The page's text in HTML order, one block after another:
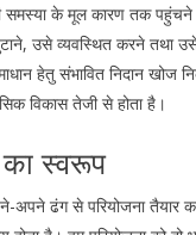
समस्या के मूल कारण तक पहुंचने
उसे व्यवस्थित करने तथा उसे
हेतु संभावित निदान खोज
विकास तेजी से होता है।
का स्वरूप
अपने ढंग से परियोजना तैयार